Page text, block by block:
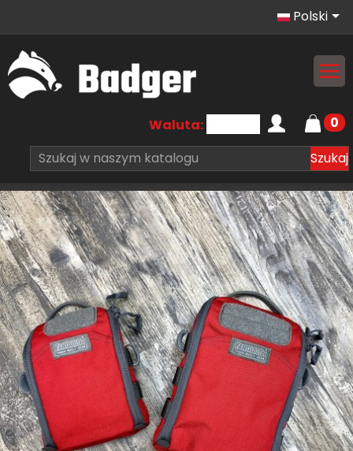
Polski
Szukaj
Waluta: 0